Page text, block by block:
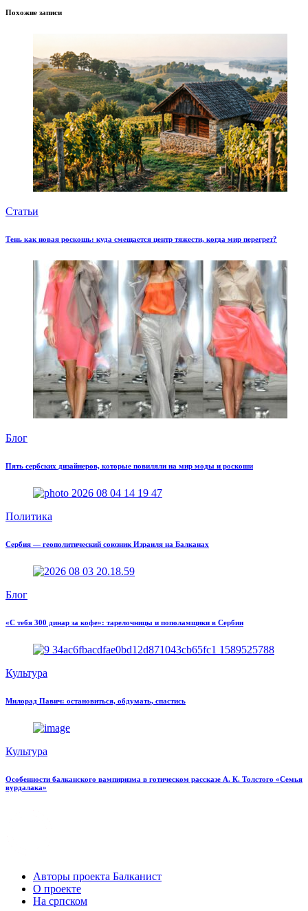
Похожие записи
Статьи
Тень как новая роскошь: куда смещается центр тяжести, когда мир перегрет?
Блог
Пять сербских дизайнеров, которые повиляли на мир моды и роскоши
Политика
Сербия — геополитический союзник Израиля на Балканах
Блог
«С тебя 300 динар за кофе»: тарелочницы и пополамщики в Сербии
Культура
Милорад Павич: остановиться, обдумать, спастись
Культура
Особенности балканского вампиризма в готическом рассказе А. К. Толстого «Семья
вурдалака»
Авторы проекта Балканист
О проекте
На српском